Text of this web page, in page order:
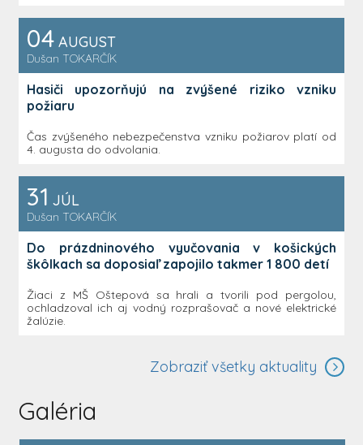
04 AUGUST
Dušan TOKARČÍK
Hasiči upozorňujú na zvýšené riziko vzniku
požiaru
Čas zvýšeného nebezpečenstva vzniku požiarov platí od
4. augusta do odvolania.
31 JÚL
Dušan TOKARČÍK
Do prázdninového vyučovania v košických
škôlkach sa doposiaľ zapojilo takmer 1 800 detí
Žiaci z MŠ Oštepová sa hrali a tvorili pod pergolou,
ochladzoval ich aj vodný rozprašovač a nové elektrické
žalúzie.
Zobraziť všetky aktuality
Galéria